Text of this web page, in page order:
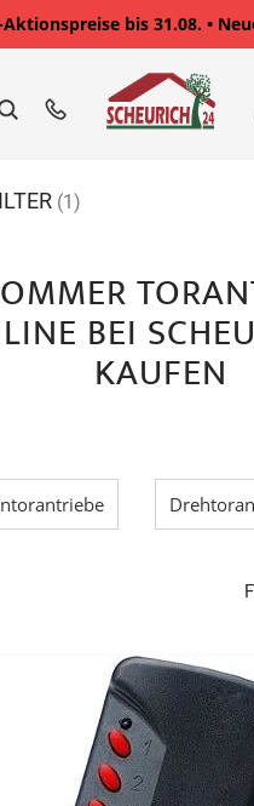
bis 31.08. •
BEI
KAUFEN